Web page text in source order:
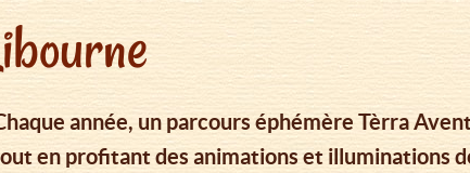
année, un parcours éphémère Tèrra
en profitant des animations et illuminations